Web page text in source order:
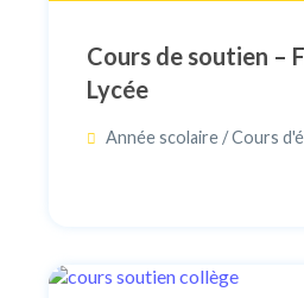
Cours de soutien –
Lycée
Année scolaire / Cours